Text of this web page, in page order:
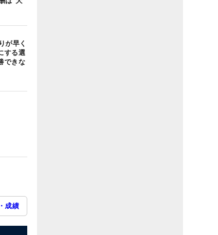
が早く
する選
できな
成績